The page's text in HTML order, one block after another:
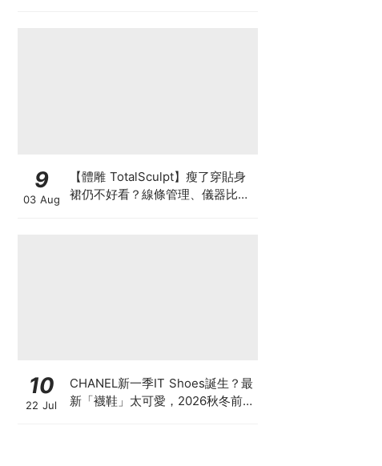
9
03 Aug
【體雕 TotalSculpt】瘦了穿貼身
裙仍不好看？線條管理、儀器比較
10
22 Jul
CHANEL新一季IT Shoes誕生？最
新「襪鞋」太可愛，2026秋冬前